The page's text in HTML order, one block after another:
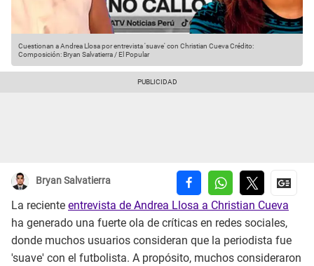
Cuestionan a Andrea Llosa por entrevista 'suave' con Christian CuevaCrédito:
Composición: Bryan Salvatierra / El Popular
Bryan Salvatierra
La reciente entrevista de Andrea Llosa a Christian Cueva
ha generado una fuerte ola de críticas en redes sociales,
donde muchos usuarios consideran que la periodista fue
'suave' con el futbolista. A propósito, muchos consideraron